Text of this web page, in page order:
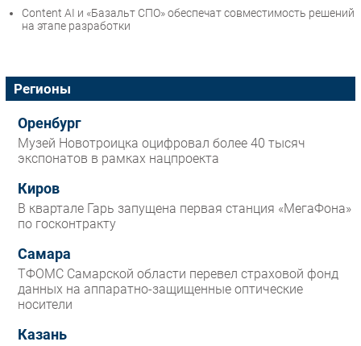
Content AI и «Базальт СПО» обеспечат совместимость решений
на этапе разработки
Регионы
Оренбург
Музей Новотроицка оцифровал более 40 тысяч
экспонатов в рамках нацпроекта
Киров
В квартале Гарь запущена первая станция «МегаФона»
по госконтракту
Самара
ТФОМС Самарской области перевел страховой фонд
данных на аппаратно-защищенные оптические
носители
Казань